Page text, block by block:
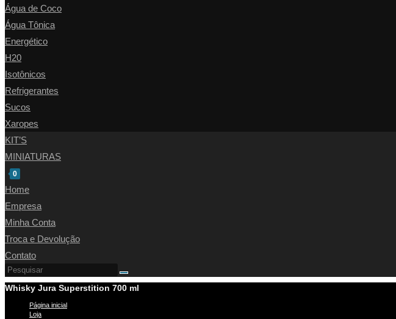
Água de Coco
Água Tônica
Energético
H20
Isotônicos
Refrigerantes
Sucos
Xaropes
KIT’S
MINIATURAS
0
Home
Empresa
Minha Conta
Troca e Devolução
Contato
Whisky Jura Superstition 700 ml
Página inicial
Loja